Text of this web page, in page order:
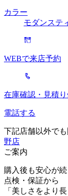
カラー
モダンステ
WEBで来店予約
在庫確認・見積
電話する
下記店舗以外でも
野店
ご案内
購入後も安心が続
点検・保証から
「美しさをより